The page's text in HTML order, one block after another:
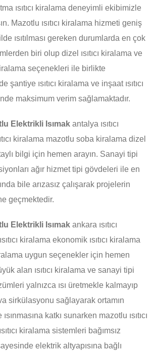
ısıtıcı kiralama deneyimli ekibimizle
Mazotlu ısıtıcı kiralama hizmeti geniş
ısıtılması gereken durumlarda en çok
biri olup dizel ısıtıcı kiralama ve
seçenekleri ile birlikte
ısıtıcı kiralama ve inşaat ısıtıcı
maksimum verim sağlamaktadır.
Elektrikli Isımak antalya ısıtıcı
kiralama mazotlu soba kiralama dizel
bilgi için hemen arayın. Sanayi tipi
ağır hizmet tipi gövdeleri ile en
bile arızasız çalışarak projelerin
geçmektedir.
Elektrikli Isımak ankara ısıtıcı
kiralama ekonomik ısıtıcı kiralama
uygun seçenekler için hemen
alan ısıtıcı kiralama ve sanayi tipi
yalnızca ısı üretmekle kalmayıp
sirkülasyonu sağlayarak ortamın
katkı sunarken mazotlu ısıtıcı
kiralama sistemleri bağımsız
elektrik altyapısına bağlı